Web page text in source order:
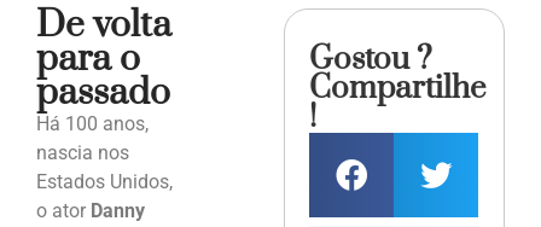
De volta
para o
passado
Há 100 anos,
nascia nos
Estados Unidos,
o ator Danny
Gostou ?
Compartilhe
!